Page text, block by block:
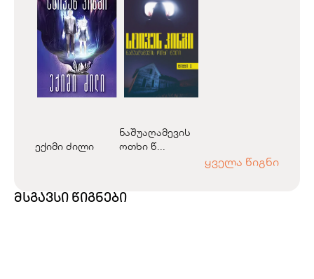
ექიმი ძილი
ნაშუაღამევის
ოთხი წ...
ყველა წიგნი
მსგავსი წიგნები